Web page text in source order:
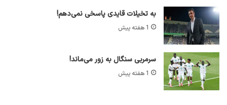
به تخیلات قایدی پاسخی نمی‌دهم!
1 هفته پیش
سرمربی سنگال به زور می‌ماند!
1 هفته پیش